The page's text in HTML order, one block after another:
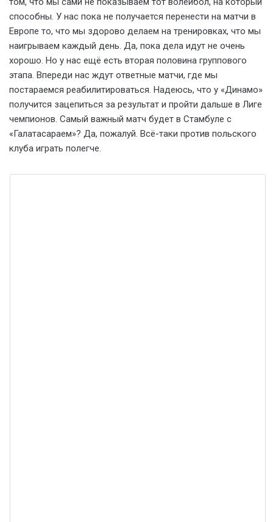
способны. У нас пока не получается перенести на матчи в
Европе то, что мы здорово делаем на тренировках, что мы
наигрываем каждый день. Да, пока дела идут не очень
хорошо. Но у нас ещё есть вторая половина группового
этапа. Впереди нас ждут ответные матчи, где мы
постараемся реабилитироваться. Надеюсь, что у «Динамо»
получится зацепиться за результат и пройти дальше в Лиге
чемпионов. Самый важный матч будет в Стамбуле с
«Галатасараем»? Да, пожалуй. Всё-таки против польского
клуба играть полегче.